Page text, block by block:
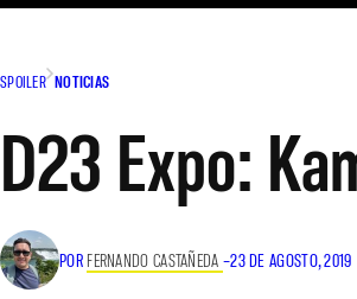
SPOILER NOTICIAS
D23 Expo:
POR FERNANDO CASTAÑEDA –23 DE AGOSTO, 2019